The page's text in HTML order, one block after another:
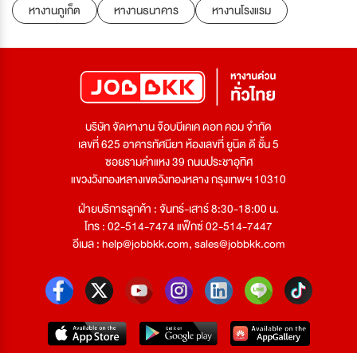
หางานภูเก็ต
หางานธนาคาร หางานโรงแรม
บริษัท จัดหางาน จ๊อบบีเคเค ดอท คอม จำกัด
เลขที่ 625 อาคารทัศนียา ห้องเลขที่ ยูนิต ดี ชั้น 5
ซอยรามคำแหง 39 ถนนประชาอุทิศ
แขวงวังทองหลางเขตวังทองหลาง กรุงเทพฯ 10310
ฝ่ายบริการลูกค้า : จันทร์-เสาร์ 8:30-18:00 น.
โทร : 02-514-7474 แฟ็กซ์ 02-514-7447
อีเมล :help@jobbkk.com,sales@jobbkk.com